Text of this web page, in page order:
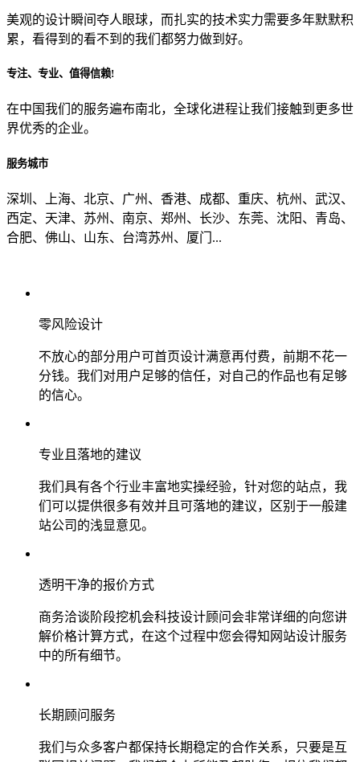
目前主要的营销渠道是？
美观的设计瞬间夺人眼球，而扎实的技术实力需要多年默默积
累，看得到的看不到的我们都努力做到好。
专注、专业、值得信赖!
在中国我们的服务遍布南北，全球化进程让我们接触到更多世
界优秀的企业。
服务城市
深圳、上海、北京、广州、香港、成都、重庆、杭州、武汉、
西定、天津、苏州、南京、郑州、长沙、东莞、沈阳、青岛、
合肥、佛山、山东、台湾苏州、厦门...
零风险设计
不放心的部分用户可首页设计满意再付费，前期不花一
分钱。我们对用户足够的信任，对自己的作品也有足够
的信心。
专业且落地的建议
我们具有各个行业丰富地实操经验，针对您的站点，我
们可以提供很多有效并且可落地的建议，区别于一般建
站公司的浅显意见。
透明干净的报价方式
商务洽谈阶段挖机会科技设计顾问会非常详细的向您讲
解价格计算方式，在这个过程中您会得知网站设计服务
中的所有细节。
长期顾问服务
我们与众多客户都保持长期稳定的合作关系，只要是互